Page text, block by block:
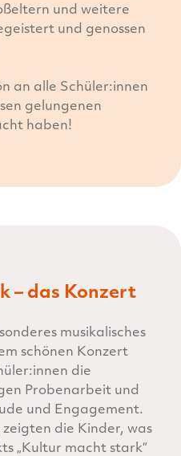
und weitere
und genossen
an alle Schüler:innen
gelungenen
haben!
– das Konzert
musikalisches
schönen Konzert
die
Probenarbeit und
und Engagement.
die Kinder, was
„Kultur macht stark“